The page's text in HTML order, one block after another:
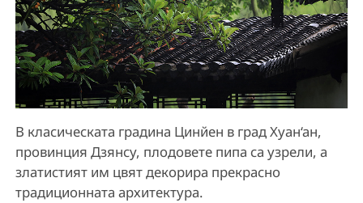
В класическата градина Цинйен в град Хуан‘ан,
провинция Дзянсу, плодовете пипа са узрели, а
златистият им цвят декорира прекрасно
традиционната архитектура.